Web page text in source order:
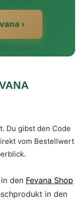
›
Du gibst den Code
vom Bestellwert
den Fevana Shop
in den